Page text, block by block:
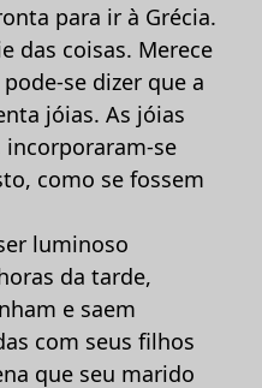
para ir à Grécia.
das coisas. Merece
se dizer que a
jóias. As jóias
se
como se fossem
luminoso
da tarde,
e saem
com seus filhos
que seu marido